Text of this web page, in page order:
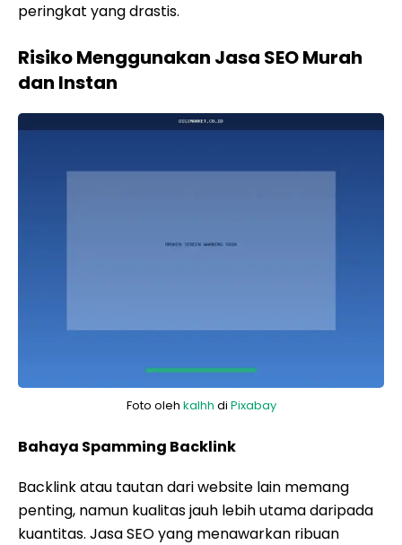
peringkat yang drastis.
Risiko Menggunakan Jasa SEO Murah
dan Instan
Foto oleh kalhh di Pixabay
Bahaya Spamming Backlink
Backlink atau tautan dari website lain memang
penting, namun kualitas jauh lebih utama daripada
kuantitas. Jasa SEO yang menawarkan ribuan